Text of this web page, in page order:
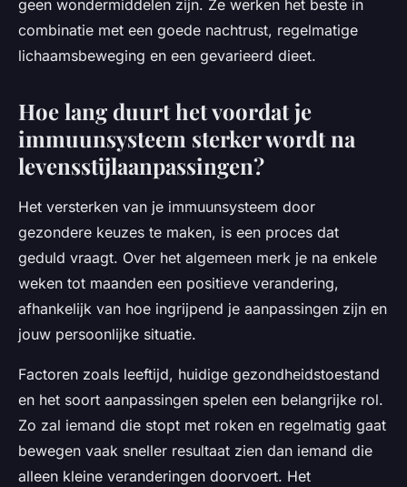
geen wondermiddelen zijn. Ze werken het beste in
combinatie met een goede nachtrust, regelmatige
lichaamsbeweging en een gevarieerd dieet.
Hoe lang duurt het voordat je
immuunsysteem sterker wordt na
levensstijlaanpassingen?
Het versterken van je immuunsysteem door
gezondere keuzes te maken, is een proces dat
geduld vraagt. Over het algemeen merk je na enkele
weken tot maanden een positieve verandering,
afhankelijk van hoe ingrijpend je aanpassingen zijn en
jouw persoonlijke situatie.
Factoren zoals leeftijd, huidige gezondheidstoestand
en het soort aanpassingen spelen een belangrijke rol.
Zo zal iemand die stopt met roken en regelmatig gaat
bewegen vaak sneller resultaat zien dan iemand die
alleen kleine veranderingen doorvoert. Het